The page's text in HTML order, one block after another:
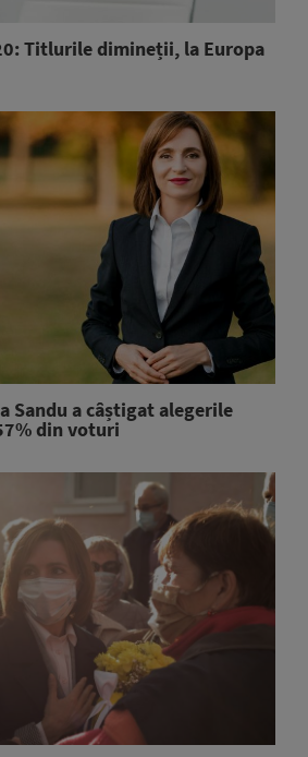
Titlurile dimineții, la Europa
Sandu a câștigat alegerile
din voturi